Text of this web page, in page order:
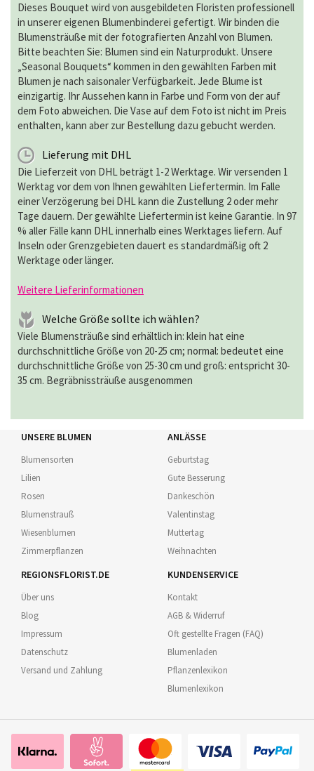
Dieses Bouquet wird von ausgebildeten Floristen professionell
in unserer eigenen Blumenbinderei gefertigt. Wir binden die
Blumensträuße mit der fotografierten Anzahl von Blumen.
Bitte beachten Sie: Blumen sind ein Naturprodukt. Unsere
„Seasonal Bouquets“ kommen in den gewählten Farben mit
Blumen je nach saisonaler Verfügbarkeit. Jede Blume ist
einzigartig. Ihr Aussehen kann in Farbe und Form von der auf
dem Foto abweichen. Die Vase auf dem Foto ist nicht im Preis
enthalten, kann aber zur Bestellung dazu gebucht werden.
Lieferung mit DHL
Die Lieferzeit von DHL beträgt 1-2 Werktage. Wir versenden 1
Werktag vor dem von Ihnen gewählten Liefertermin. Im Falle
einer Verzögerung bei DHL kann die Zustellung 2 oder mehr
Tage dauern. Der gewählte Liefertermin ist keine Garantie. In 97
% aller Fälle kann DHL innerhalb eines Werktages liefern. Auf
Inseln oder Grenzgebieten dauert es standardmäßig oft 2
Werktage oder länger.
Weitere Lieferinformationen
Welche Größe sollte ich wählen?
Viele Blumensträuße sind erhältlich in: klein hat eine
durchschnittliche Größe von 20-25 cm; normal: bedeutet eine
durchschnittliche Größe von 25-30 cm und groß: entspricht 30-
35 cm. Begräbnissträuße ausgenommen
UNSERE BLUMEN
Blumensorten
Lilien
Rosen
Blumenstrauß
Wiesenblumen
Zimmerpflanzen
ANLÄSSE
Geburtstag
Gute Besserung
Dankeschön
Valentinstag
Muttertag
Weihnachten
REGIONSFLORIST.DE
Über uns
Blog
Impressum
Datenschutz
Versand und Zahlung
KUNDENSERVICE
Kontakt
AGB & Widerruf
Oft gestellte Fragen (FAQ)
Blumenladen
Pflanzenlexikon
Blumenlexikon